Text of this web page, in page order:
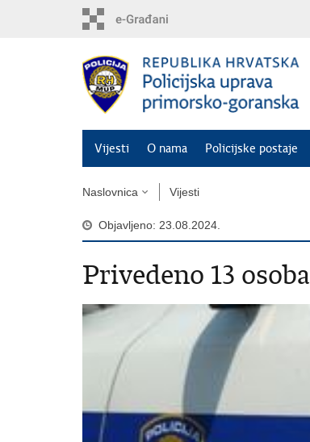
Vijesti O nama Policijske postaje
Naslovnica Vijesti
Objavljeno: 23.08.2024.
Privedeno 13 osoba